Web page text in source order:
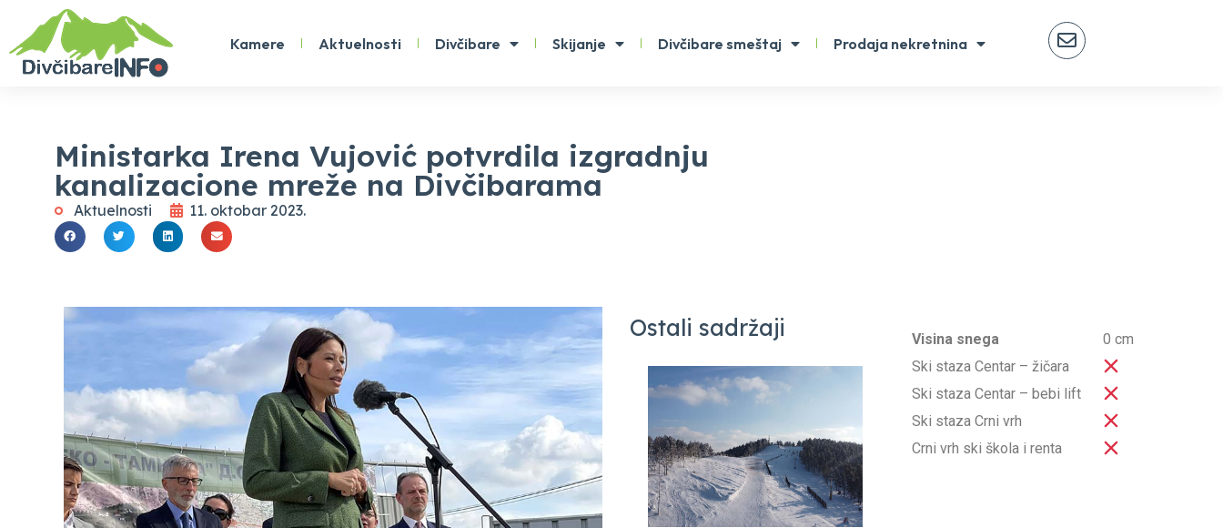
Kamere Aktuelnosti Divčibare Skijanje Divčibare smeštaj Prodaja nekretnina
Ministarka Irena Vujović potvrdila izgradnju
kanalizacione mreže na Divčibarama
Aktuelnosti 11. oktobar 2023.
Ostali sadržaji Visina snega
0 cm
Ski staza Centar – žičara
Ski staza Centar – bebi lift
Ski staza Crni vrh
Crni vrh ski škola i renta